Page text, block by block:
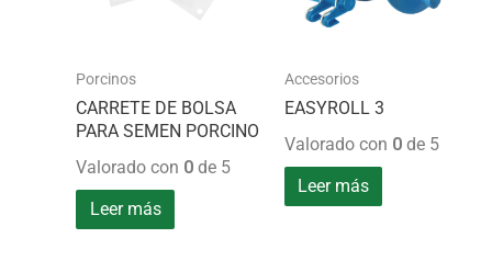
Porcinos
CARRETE DE BOLSA
PARA SEMEN PORCINO
Valorado con 0 de 5
Leer más
Accesorios
EASYROLL 3
Valorado con 0de 5
Leer más